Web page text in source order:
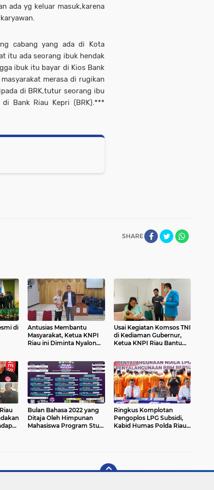
ada yg keluar masuk,karena
cabang yang ada di Kota
itu ada seorang ibuk hendak
ibuk itu bayar di Kios Bank
merasa di rugikan
di BRK,tutur seorang ibu
Bank Riau Kepri (BRK).***
SHARE
di
Antusias Membantu
Masyarakat, Ketua KNPI
Riau ini Diminta Nyalon
Usai Kegiatan Komsos TNI
di Kediaman Gubernur,
Ketua KNPI Riau Bantu
Bulan Bahasa 2022 yang
Ditaja Oleh Himpunan
Mahasiswa Program Studi
Ringkus Komplotan
Pengoplos LPG Subsidi,
Kabid Humas Polda Riau :